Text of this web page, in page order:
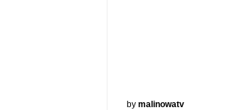
by malinowatv